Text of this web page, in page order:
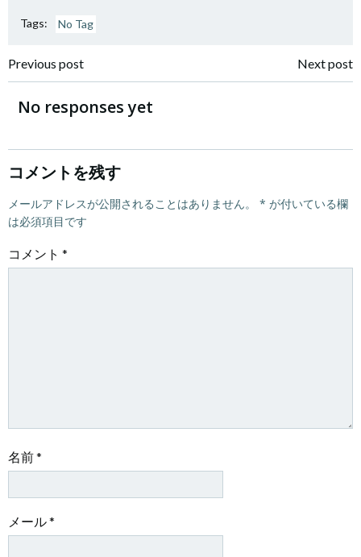
Tags: No Tag
投
稿
ナ
ビ
ゲ
ー
Previous post
ナ
ゲ
Next post
No responses yet
コメントを残す
メールアドレスが公開されることはありません。 * が付いている欄
は必須項目です
コメント *
名前*
メール*